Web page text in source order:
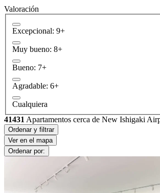
Valoración
Excepcional: 9+
Muy bueno: 8+
Bueno: 7+
Agradable: 6+
Cualquiera
41431 Apartamentos cerca de New Ishigaki
Ordenar y filtrar
Ver en el mapa
Ordenar por: